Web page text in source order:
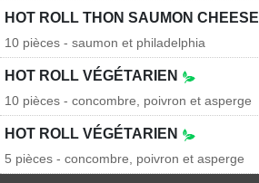
HOT ROLL THON SAUMON CHEESE
10 pièces - saumon et philadelphia
HOT ROLL VÉGÉTARIEN
10 pièces - concombre, poivron et asperge
HOT ROLL VÉGÉTARIEN
5 pièces - concombre, poivron et asperge